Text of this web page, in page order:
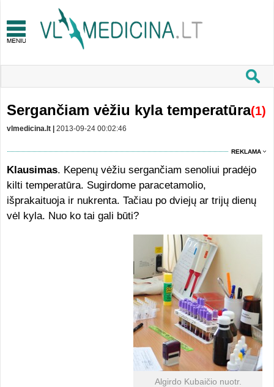
Sergančiam vėžiu kyla temperatūra(1)
vlmedicina.lt | 2013-09-24 00:02:46
REKLAMA
Klausimas. Kepenų vėžiu sergančiam senoliui pradėjo
kilti temperatūra. Sugirdome paracetamolio,
išprakaituoja ir nukrenta. Tačiau po dviejų ar trijų dienų
vėl kyla. Nuo ko tai gali būti?
Algirdo Kubaičio nuotr.